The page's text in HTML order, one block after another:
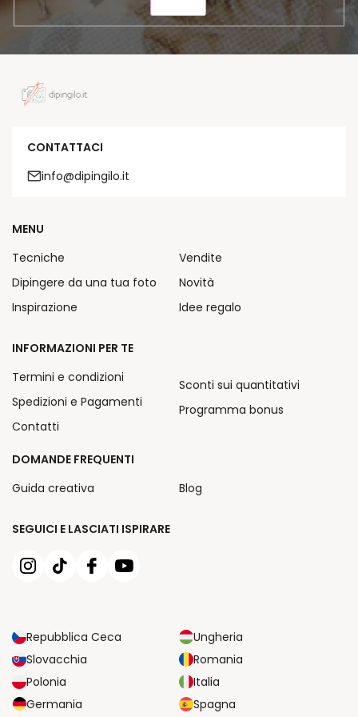
CONTATTACI
info@dipingilo.it
SEGUICI E LASCIATI ISPIRARE
Repubblica Ceca
Ungheria
Slovacchia
Romania
Polonia
Italia
Germania
Spagna
MENU
Tecniche
Dipingere da una tua foto
Inspirazione
Vendite
Novità
Idee regalo
INFORMAZIONI PER TE
Termini e condizioni
Spedizioni e Pagamenti
Contatti
Sconti sui quantitativi
Programma bonus
DOMANDE FREQUENTI
Guida creativa
Blog